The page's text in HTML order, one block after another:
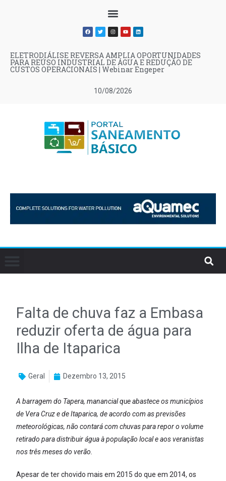
10/08/2026
ELETRODIÁLISE REVERSA AMPLIA OPORTUNIDADES
PARA REÚSO INDUSTRIAL DE ÁGUA E REDUÇÃO DE
CUSTOS OPERACIONAIS | Webinar Engeper
Falta de chuva faz a Embasa
reduzir oferta de água para
Ilha de Itaparica
Geral Dezembro 13, 2015
A barragem do Tapera, manancial que abastece os municípios
de Vera Cruz e de Itaparica, de acordo com as previsões
meteorológicas, não contará com chuvas para repor o volume
retirado para distribuir água à população local e aos veranistas
nos três meses do verão.
Apesar de ter chovido mais em 2015 do que em 2014, os